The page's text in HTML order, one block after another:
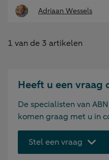
Adriaan Wessels
1 van de 3 artikelen
Heeft u een vraag
De specialisten van
komen graag met u in
Stel een vraag